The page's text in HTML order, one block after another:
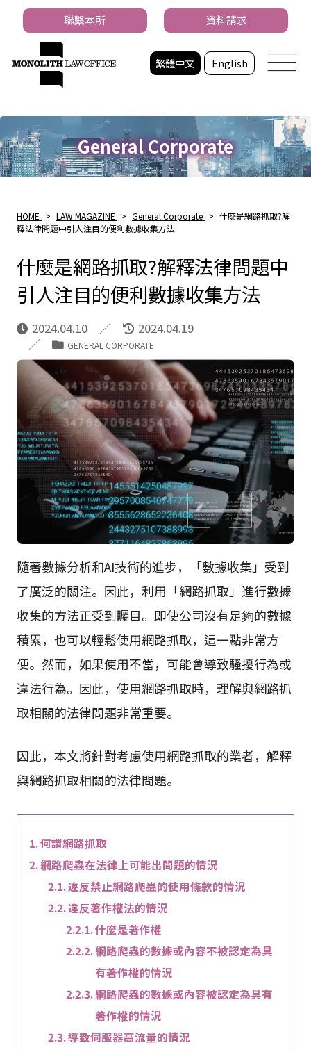
繁體中文 English
聯繫本所 資料請求
General Corporate
HOME > LAW MAGAZINE > General Corporate > 什麼是網路抓取?解
釋法律問題中引人注目的便利數據收集方法
什麼是網路抓取?解釋法律問題中
引人注目的便利數據收集方法
2024.04.10 2024.04.19
GENERAL CORPORATE
隨著數據分析和AI技術的進步，「數據收集」受到
了廣泛的關注。因此，利用「網路抓取」進行數據
收集的方法正受到矚目。即使公司沒有足夠的數據
積累，也可以輕鬆使用網路抓取，這一點非常方
便。然而，如果使用不當，可能會導致騷擾行為或
違法行為。因此，使用網路抓取時，理解與網路抓
取相關的法律問題非常重要。
因此，本文將針對考慮使用網路抓取的業者，解釋
與網路抓取相關的法律問題。
何謂網路抓取
網路爬蟲在法律上可能出問題的情況
違反禁止網路爬蟲的使用條款的情況
違反著作權法的情況
什麼是著作權
網路爬蟲的數據或內容不被認定為具
有著作權的情況
網路爬蟲的數據或內容被認定為具有
著作權的情況
導致伺服器高流量的情況